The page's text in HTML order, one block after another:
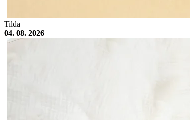
Tilda
04. 08. 2026